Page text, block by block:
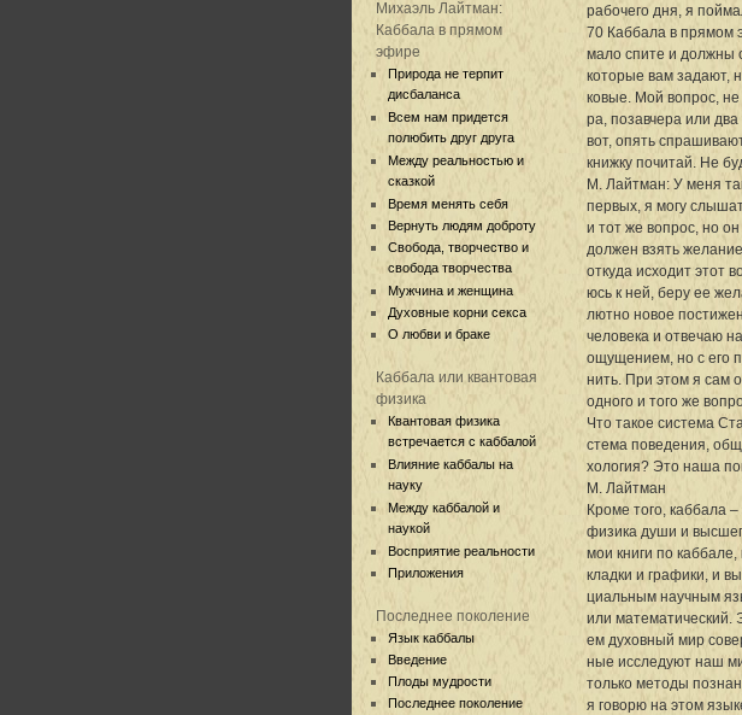
Михаэль Лайтман:
Каббала в прямом
эфире
Природа не терпит
дисбаланса
Всем нам придется
полюбить друг друга
Между реальностью и
сказкой
Время менять себя
Вернуть людям доброту
Свобода, творчество и
свобода творчества
Мужчина и женщина
Духовные корни секса
О любви и браке
Каббала или квантовая
физика
Квантовая физика
встречается с каббалой
Влияние каббалы на
науку
Между каббалой и
наукой
Восприятие реальности
Приложения
Последнее поколение
Язык каббалы
Введение
Плоды мудрости
Последнее поколение
рабочего дня, я
70 Каббала в прямом
мало спите и должны
которые вам задают,
ковые. Мой вопрос, не
ра, позавчера или
вот, опять
книжку почитай. Не
М. Лайтман: У меня
первых, я могу
и тот же вопрос, но
должен взять
откуда исходит этот
юсь к ней, беру ее
лютно новое
человека и отвечаю
ощущением, но с его
нить. При этом я сам
одного и того же
Что такое система
стема поведения,
хология? Это наша
М. Лайтман
Кроме того, каббала
физика души и
мои книги по
кладки и графики, и
циальным научным
или математический.
ем духовный мир
ные исследуют наш
только методы
я говорю на этом